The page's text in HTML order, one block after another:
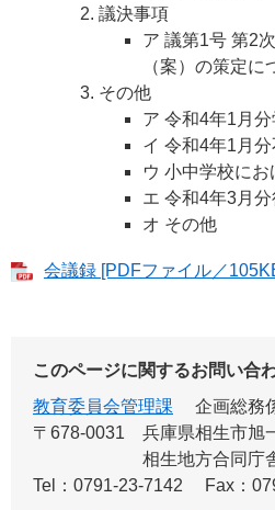
議決事項
ア 議第1号 第2
（案）の策定に
その他
ア 令和4年1月
イ 令和4年1月
ウ 小中学校に
エ 令和4年3月
オ その他
会議録 [PDFファイル／
このページに関するお問い合
教育委員会管理課
企画総務
〒678-0031
兵庫県相生市旭
相生地方合同庁
Tel：0791-23-7142
Fax：